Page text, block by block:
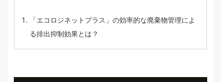
「エコロジネットプラス」の効率的な廃棄物管理によ
る排出抑制効果とは？